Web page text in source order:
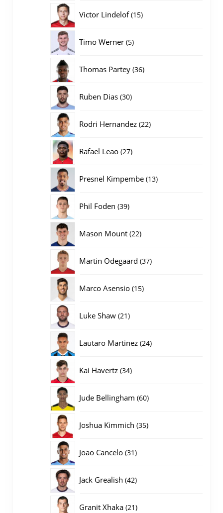
Victor Lindelof 1515
Timo Werner 55
Thomas Partey 3636
Ruben Dias 3030
Rodri Hernandez 2222
Rafael Leao 2727
Presnel Kimpembe 1313
Phil Foden 3939
Mason Mount 2222
Martin Odegaard 3737
Marco Asensio 1515
Luke Shaw 2121
Lautaro Martinez 2424
Kai Havertz 3434
Jude Bellingham 6060
Joshua Kimmich 3535
Joao Cancelo 3131
Jack Grealish 4242
Granit Xhaka 2121